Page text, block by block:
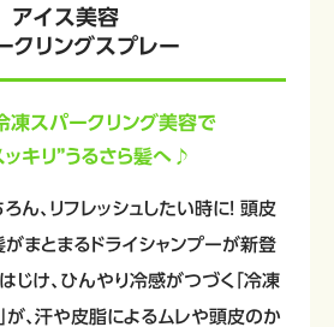
アイス美容
クリングスプレー
凍スパークリング美容で
ッキリ”うるさら髪へ♪
ん、リフレッシュしたい時に! 頭皮
がまとまるドライシャンプーが新登
じけ、ひんやり冷感がつづく「冷凍
が、汗や皮脂によるムレや頭皮のか